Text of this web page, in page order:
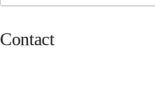
Contact